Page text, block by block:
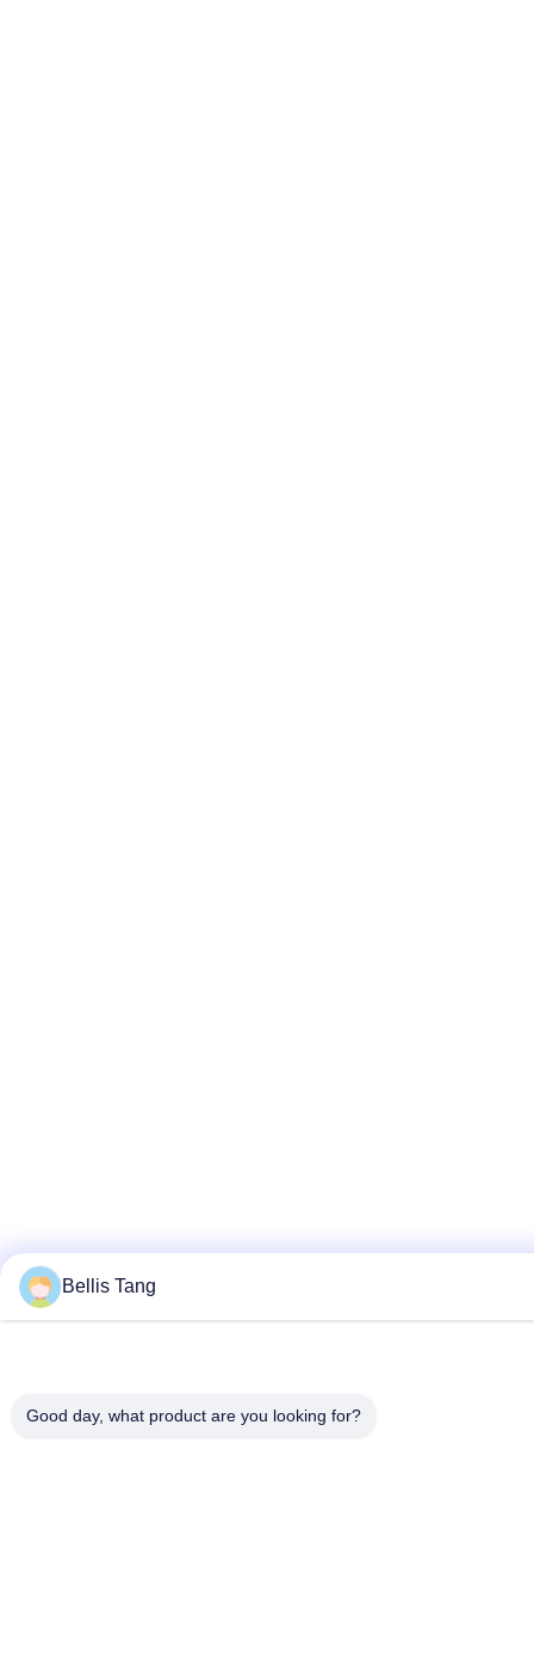
Bellis Tang
Good day, what product are you looking for?